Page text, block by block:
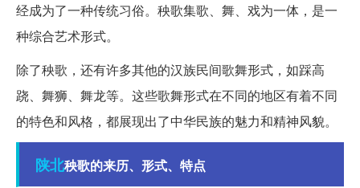
经成为了一种传统习俗。秧歌集歌、舞、戏为一体，是一
种综合艺术形式。
除了秧歌，还有许多其他的汉族民间歌舞形式，如踩高
跷、舞狮、舞龙等。这些歌舞形式在不同的地区有着不同
的特色和风格，都展现出了中华民族的魅力和精神风貌。
陕北秧歌的来历、形式、特点